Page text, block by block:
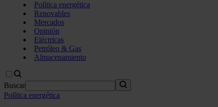
Política energética
Renovables
Mercados
Opinión
Eléctricas
Petróleo & Gas
Almacenamiento
Buscar
Política energética